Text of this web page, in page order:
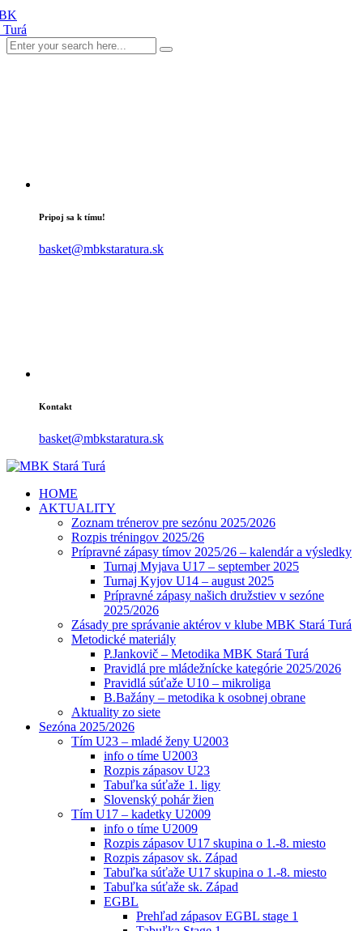
Pripoj sa k tímu!
basket@mbkstaratura.sk
Kontakt
basket@mbkstaratura.sk
HOME
AKTUALITY
Zoznam trénerov pre sezónu 2025/2026
Rozpis tréningov 2025/26
Prípravné zápasy tímov 2025/26 – kalendár a výsledky
Turnaj Myjava U17 – september 2025
Turnaj Kyjov U14 – august 2025
Prípravné zápasy našich družstiev v sezóne
2025/2026
Zásady pre správanie aktérov v klube MBK Stará Turá
Metodické materiály
P.Jankovič – Metodika MBK Stará Turá
Pravidlá pre mládežnícke kategórie 2025/2026
Pravidlá súťaže U10 – mikroliga
B.Bažány – metodika k osobnej obrane
Aktuality zo siete
Sezóna 2025/2026
Tím U23 – mladé ženy U2003
info o tíme U2003
Rozpis zápasov U23
Tabuľka súťaže 1. ligy
Slovenský pohár žien
Tím U17 – kadetky U2009
info o tíme U2009
Rozpis zápasov U17 skupina o 1.-8. miesto
Rozpis zápasov sk. Západ
Tabuľka súťaže U17 skupina o 1.-8. miesto
Tabuľka súťaže sk. Západ
EGBL
Prehľad zápasov EGBL stage 1